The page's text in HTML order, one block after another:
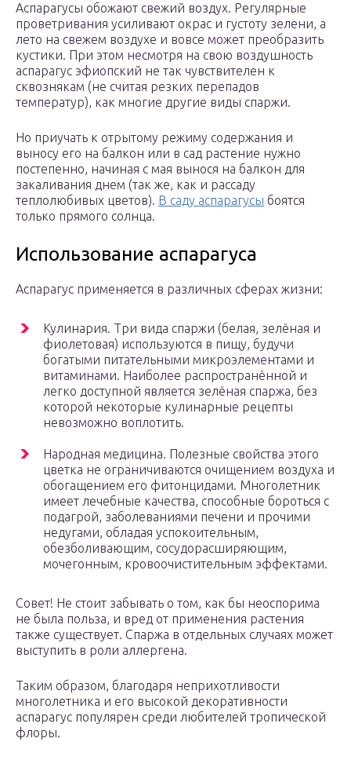
Аспарагусы обожают свежий воздух. Регулярные
проветривания усиливают окрас и густоту зелени, а
лето на свежем воздухе и вовсе может преобразить
кустики. При этом несмотря на свою воздушность
аспарагус эфиопский не так чувствителен к
сквознякам (не считая резких перепадов
температур), как многие другие виды спаржи.
Но приучать к отрытому режиму содержания и
выносу его на балкон или в сад растение нужно
постепенно, начиная с мая вынося на балкон для
закаливания днем (так же, как и рассаду
теплолюбивых цветов). В саду аспарагусы боятся
только прямого солнца.
Использование аспарагуса
Аспарагус применяется в различных сферах жизни:
Кулинария. Три вида спаржи (белая, зелёная и
фиолетовая) используются в пищу, будучи
богатыми питательными микроэлементами и
витаминами. Наиболее распространённой и
легко доступной является зелёная спаржа, без
которой некоторые кулинарные рецепты
невозможно воплотить.
Народная медицина. Полезные свойства этого
цветка не ограничиваются очищением воздуха и
обогащением его фитонцидами. Многолетник
имеет лечебные качества, способные бороться с
подагрой, заболеваниями печени и прочими
недугами, обладая успокоительным,
обезболивающим, сосудорасширяющим,
мочегонным, кровоочистительным эффектами.
Совет! Не стоит забывать о том, как бы неоспорима
не была польза, и вред от применения растения
также существует. Спаржа в отдельных случаях может
выступить в роли аллергена.
Таким образом, благодаря неприхотливости
многолетника и его высокой декоративности
аспарагус популярен среди любителей тропической
флоры.